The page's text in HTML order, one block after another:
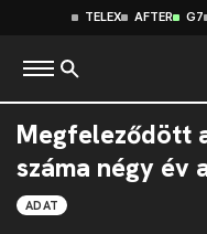
TELEX AFTER G7
Megfeleződött
száma négy év
ADAT